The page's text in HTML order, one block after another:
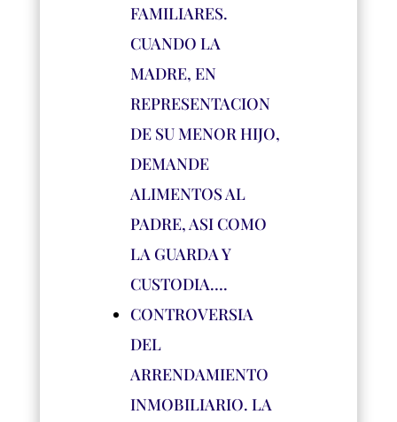
FAMILIARES.
CUANDO LA
MADRE, EN
REPRESENTACION
DE SU MENOR HIJO,
DEMANDE
ALIMENTOS AL
PADRE, ASI COMO
LA GUARDA Y
CUSTODIA….
CONTROVERSIA
DEL
ARRENDAMIENTO
INMOBILIARIO. LA